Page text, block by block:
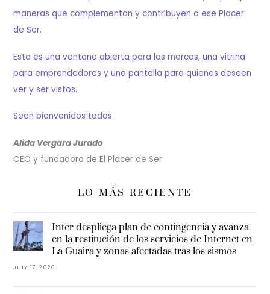
maneras que complementan y contribuyen a ese Placer
de Ser.
Esta es una ventana abierta para las marcas, una vitrina
para emprendedores y una pantalla para quienes deseen
ver y ser vistos.
Sean bienvenidos todos
Alida Vergara Jurado
CEO y fundadora de El Placer de Ser
LO MÁS RECIENTE
Inter despliega plan de contingencia y avanza
en la restitución de los servicios de Internet en
La Guaira y zonas afectadas tras los sismos
JULY 17, 2026